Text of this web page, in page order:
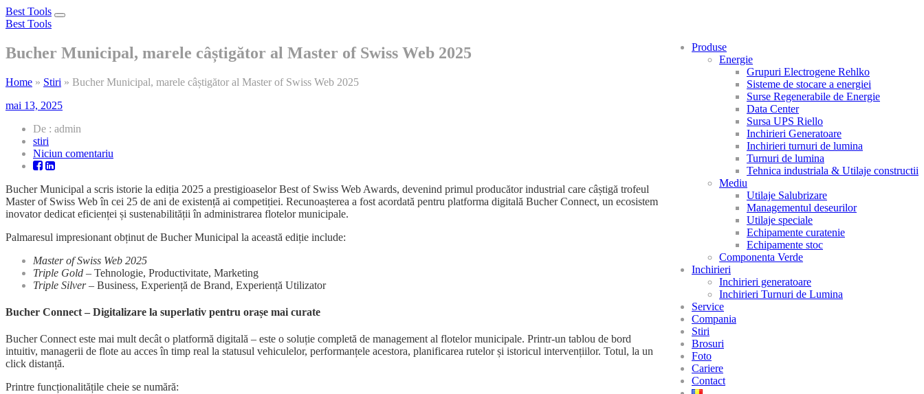
Best Tools
Toggle
Best Tools
Produse
Energie
Grupuri Electrogene Rehlko
Sisteme de stocare a energiei
Surse Regenerabile de Energie
Data Center
Sursa UPS Riello
Inchirieri Generatoare
Inchirieri turnuri de lumina
Turnuri de lumina
Tehnica industriala & Utilaje constructii
Mediu
Utilaje Salubrizare
Managementul deseurilor
Utilaje speciale
Echipamente curatenie
Echipamente stoc
Componenta Verde
Inchirieri
Inchirieri generatoare
Inchirieri Turnuri de Lumina
Service
Compania
Stiri
Brosuri
Foto
Cariere
Contact
Bucher Municipal, marele câștigător al Master of Swiss Web 2025
Home » Stiri » Bucher Municipal, marele câștigător al Master of Swiss Web 2025
mai 13, 2025
De : admin
stiri
Niciun comentariu
marele
câștigător
al
of
Web
2025
Bucher Municipal a scris istorie la ediția 2025 a prestigioaselor Best of Swiss Web Awards, devenind primul producător industrial care câștigă trofeul
Master of Swiss Web în cei 25 de ani de existență ai competiției. Recunoașterea a fost acordată pentru platforma digitală Bucher Connect, un ecosistem
inovator dedicat eficienței și sustenabilității în administrarea flotelor municipale.
Palmaresul impresionant obținut de Bucher Municipal la această ediție include:
Master of Swiss Web 2025
Triple Gold – Tehnologie, Productivitate, Marketing
Triple Silver– Business, Experiență de Brand, Experiență Utilizator
Bucher Connect – Digitalizare la superlativ pentru orașe mai curate
Bucher Connect este mai mult decât o platformă digitală – este o soluție completă de management al flotelor municipale. Printr-un tablou de bord
intuitiv, managerii de flote au acces în timp real la statusul vehiculelor, performanțele acestora, planificarea rutelor și istoricul intervențiilor. Totul, la un
click distanță.
Printre funcționalitățile cheie se numără: